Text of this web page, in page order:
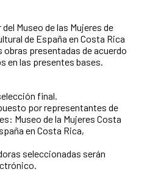
Museo de las Mujeres de
de España en Costa Rica
obras presentadas de acuerdo
en las presentes bases.
final.
por representantes de
Museo de la Mujeres Costa
en Costa Rica,
seleccionadas serán